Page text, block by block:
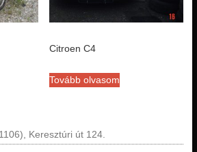
Citroen C4
Tovább olvasom
Keresztúri út 124.